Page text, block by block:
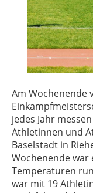
Am Wochenende
jedes Jahr
Athletinnen und
Baselstadt in
Wochenende war
Temperaturen
war mit 19